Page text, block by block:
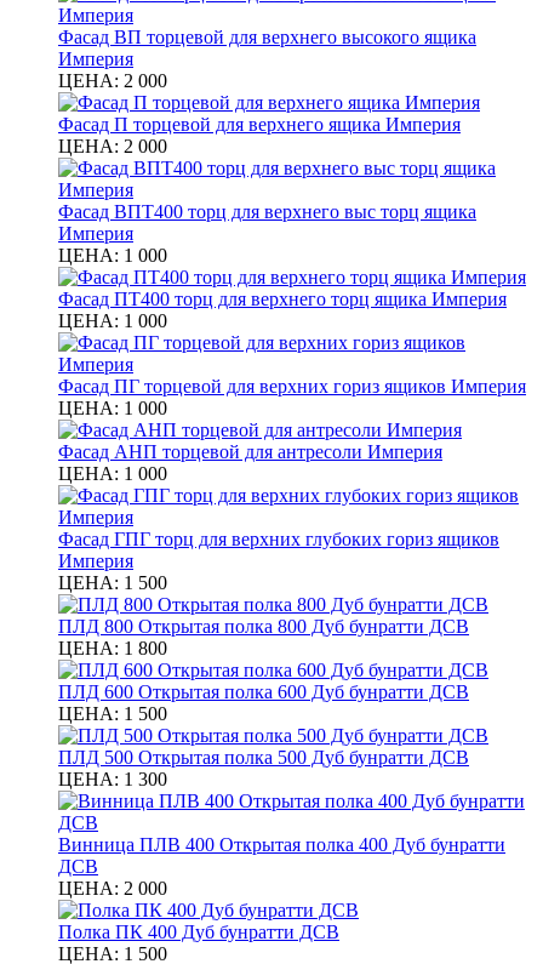
Фасад ВП торцевой для верхнего высокого ящика
Империя
ЦЕНА: 2 000
Фасад П торцевой для верхнего ящика Империя
ЦЕНА: 2 000
Фасад ВПТ400 торц для верхнего выс торц ящика
Империя
ЦЕНА: 1 000
Фасад ПТ400 торц для верхнего торц ящика Империя
ЦЕНА: 1 000
Фасад ПГ торцевой для верхних гориз ящиков Империя
ЦЕНА: 1 000
Фасад АНП торцевой для антресоли Империя
ЦЕНА: 1 000
Фасад ГПГ торц для верхних глубоких гориз ящиков
Империя
ЦЕНА: 1 500
ПЛД 800 Открытая полка 800 Дуб бунратти ДСВ
ЦЕНА: 1 800
ПЛД 600 Открытая полка 600 Дуб бунратти ДСВ
ЦЕНА: 1 500
ПЛД 500 Открытая полка 500 Дуб бунратти ДСВ
ЦЕНА: 1 300
Винница ПЛВ 400 Открытая полка 400 Дуб бунратти
ДСВ
ЦЕНА: 2 000
Полка ПК 400 Дуб бунратти ДСВ
ЦЕНА: 1 500